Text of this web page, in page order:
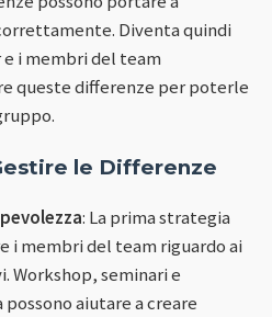
Diventa quindi
i membri del team
queste differenze per poterle
le Differenze
: La prima strategia
i membri del team riguardo ai
Workshop, seminari e
aiutare a creare